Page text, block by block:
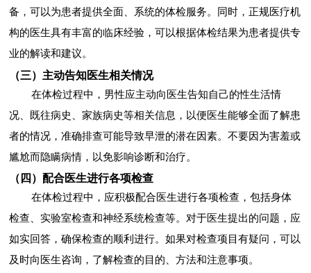
备，可以为患者提供全面、系统的体检服务。同时，正规医疗机
构的医生具有丰富的临床经验，可以根据体检结果为患者提供专
业的解读和建议。
（三）主动告知医生相关情况
在体检过程中，男性应主动向医生告知自己的性生活情
况、既往病史、家族病史等相关信息，以便医生能够全面了解患
者的情况，准确排查可能导致早泄的潜在因素。不要因为害羞或
尴尬而隐瞒病情，以免影响诊断和治疗。
（四）配合医生进行各项检查
在体检过程中，应积极配合医生进行各项检查，包括身体
检查、实验室检查和神经系统检查等。对于医生提出的问题，应
如实回答，确保检查的顺利进行。如果对检查项目有疑问，可以
及时向医生咨询，了解检查的目的、方法和注意事项。